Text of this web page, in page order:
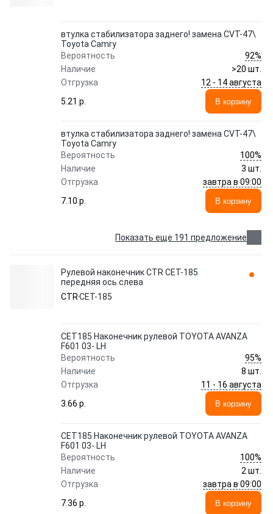
втулка стабилизатора заднего! замена CVT-47\
Toyota Camry
Вероятность
92%
Наличие
>20 шт.
Отгрузка
12 - 14 августа
5.21 p.
В корзину
втулка стабилизатора заднего! замена CVT-47\
Toyota Camry
Вероятность
100%
Наличие
3 шт.
Отгрузка
завтра в 09:00
7.10 p.
В корзину
Показать еще 191 предложение
Рулевой наконечник CTR CET-185
передняя ось слева
CTRCET-185
CET185 Наконечник рулевой TOYOTA AVANZA
F601 03- LH
Вероятность
95%
Наличие
8 шт.
Отгрузка
11 - 16 августа
3.66 p.
В корзину
CET185 Наконечник рулевой TOYOTA AVANZA
F601 03- LH
Вероятность
100%
Наличие
2 шт.
Отгрузка
завтра в 09:00
7.36 p.
В корзину